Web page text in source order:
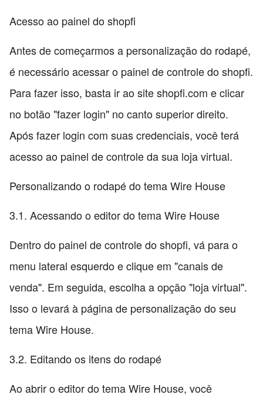
Acesso ao painel do shopfi
Antes de começarmos a personalização do rodapé,
é necessário acessar o painel de controle do shopfi.
Para fazer isso, basta ir ao site shopfi.com e clicar
no botão "fazer login" no canto superior direito.
Após fazer login com suas credenciais, você terá
acesso ao painel de controle da sua loja virtual.
Personalizando o rodapé do tema Wire House
3.1. Acessando o editor do tema Wire House
Dentro do painel de controle do shopfi, vá para o
menu lateral esquerdo e clique em "canais de
venda". Em seguida, escolha a opção "loja virtual".
Isso o levará à página de personalização do seu
tema Wire House.
3.2. Editando os itens do rodapé
Ao abrir o editor do tema Wire House, você